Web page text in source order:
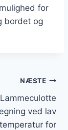
for
bordet og
NÆSTE
Lammeculotte
ved lav
temperatur for